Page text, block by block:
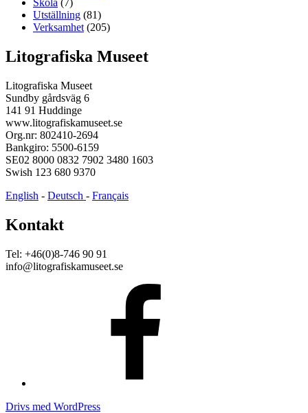
Skola (7)
Utställning (81)
Verksamhet (205)
Litografiska Museet
Litografiska Museet
Sundby gårdsväg 6
141 91 Huddinge
www.litografiskamuseet.se
Org.nr: 802410-2694
Bankgiro: 5500-6159
SE02 8000 0832 7902 3480 1603
Swish 123 680 9370
English - Deutsch - Français
Kontakt
Tel: +46(0)8-746 90 91
info@litografiskamuseet.se
Drivs med WordPress